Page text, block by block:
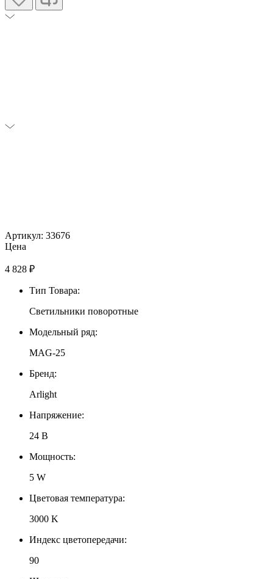
Артикул: 33676
Цена
4 828 ₽
Тип Товара:
Светильники поворотные
Модельный ряд:
MAG-25
Бренд:
Arlight
Напряжение:
24 В
Мощность:
5 W
Цветовая температура:
3000 K
Индекс цветопередачи:
90